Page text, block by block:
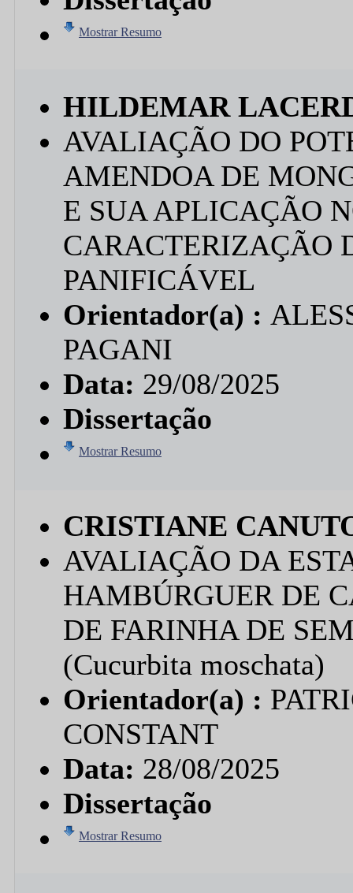
Mostrar Resumo
HILDEMAR
AVALIAÇÃO DO
AMENDOA DE
E SUA APLICAÇÃO
CARACTERIZAÇÃO
PANIFICÁVEL
Orientador(a) :
PAGANI
Data: 29/08/2025
Dissertação
Mostrar Resumo
CRISTIANE
AVALIAÇÃO DA
HAMBÚRGUER DE
DE FARINHA DE
(Cucurbita moschata)
Orientador(a) :
CONSTANT
Data: 28/08/2025
Dissertação
Mostrar Resumo